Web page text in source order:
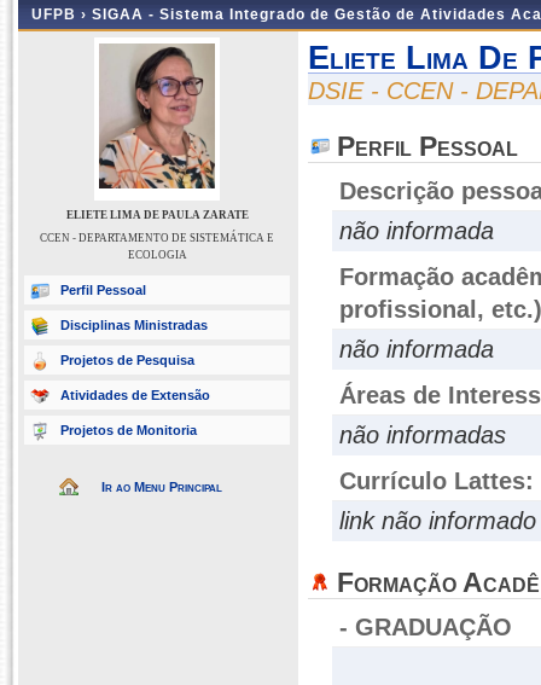
UFPB › SIGAA - Sistema Integrado de Gestão de Atividades
ELIETE LIMA DE PAULA ZARATE
CCEN - DEPARTAMENTO DE SISTEMÁTICA E
ECOLOGIA
Perfil Pessoal
Disciplinas Ministradas
Projetos de Pesquisa
Atividades de Extensão
Projetos de Monitoria
Ir ao Menu Principal
Eliete Lima De
DSIE - CCEN -
Perfil Pessoal
Descrição
não informada
Formação
profissional, etc.)
não informada
Áreas de
não informadas
Currículo Lattes:
link não informado
Formação
- GRADUAÇÃO